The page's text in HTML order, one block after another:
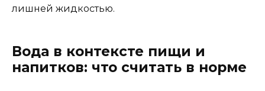
лишней жидкостью.
Вода в контексте пищи и
напитков: что считать в норме